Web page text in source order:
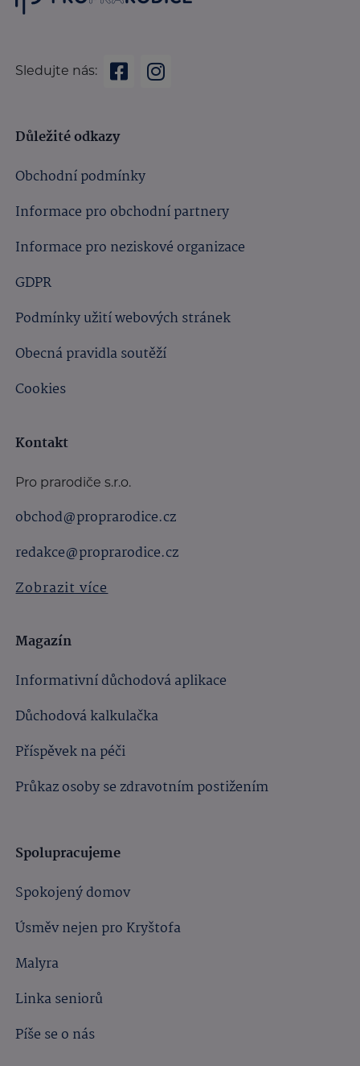
Sledujte nás:
Důležité odkazy
Obchodní podmínky
Informace pro obchodní partnery
Informace pro neziskové organizace
GDPR
Podmínky užití webových stránek
Obecná pravidla soutěží
Cookies
Kontakt
Pro prarodiče s.r.o.
obchod@proprarodice.cz
redakce@proprarodice.cz
Zobrazit více
Magazín
Informativní důchodová aplikace
Důchodová kalkulačka
Příspěvek na péči
Průkaz osoby se zdravotním postižením
Spolupracujeme
Spokojený domov
Úsměv nejen pro Kryštofa
Malyra
Linka seniorů
Píše se o nás